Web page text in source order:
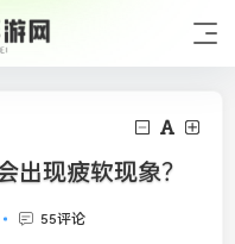
出现疲软现象？
55评论